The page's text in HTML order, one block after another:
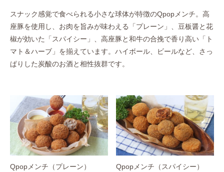
スナック感覚で食べられる小さな球体が特徴のQpopメンチ。高
座豚を使用し、お肉を旨みが味わえる「プレーン」、豆板醤と花
椒が効いた「スパイシー」、高座豚と和牛の合挽で香り高い「ト
マト＆ハーブ」を揃えています。ハイボール、ビールなど、さっ
ぱりした炭酸のお酒と相性抜群です。
Qpopメンチ（プレーン） Qpopメンチ（スパイシー）